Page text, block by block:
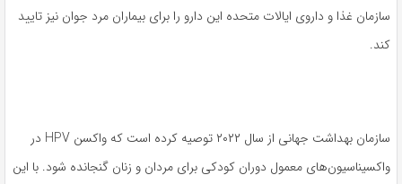
سازمان غذا و داروی ایالات متحده این دارو را برای بیماران مرد جوان نیز تایید
کند.
سازمان بهداشت جهانی از سال ۲۰۲۲ توصیه کرده است که واکسن HPV در
واکسیناسیون‌های معمول دوران کودکی برای مردان و زنان گنجانده شود. با این